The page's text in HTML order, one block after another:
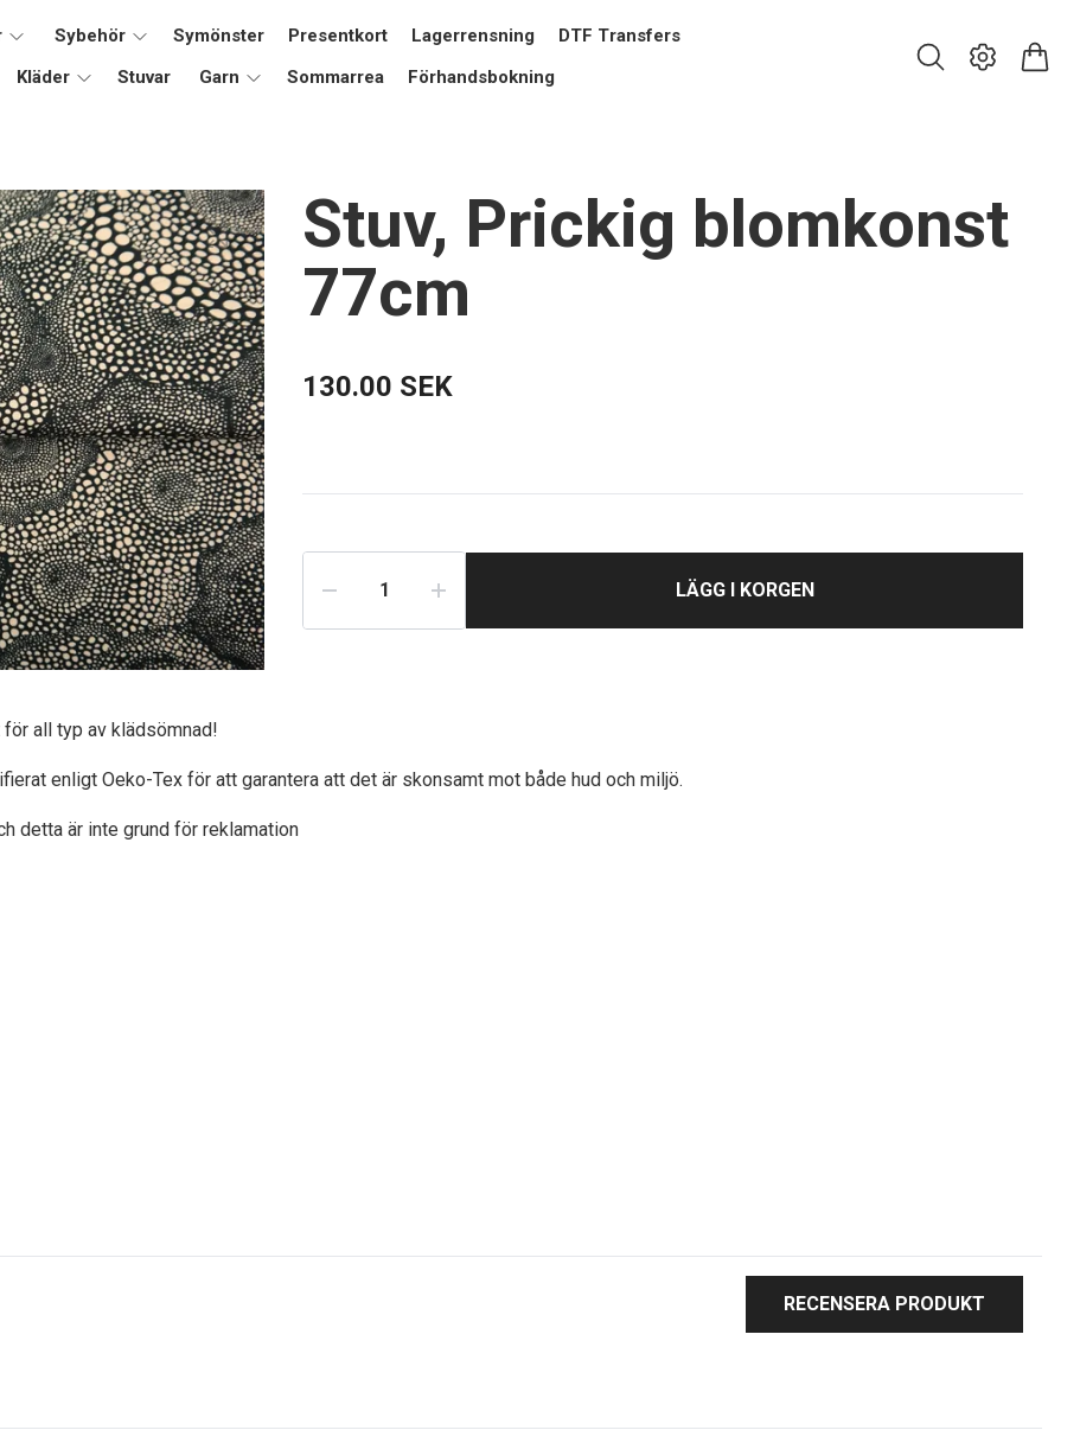
Sybehör Symönster Presentkort Lagerrensning
DTF Transfers
Kläder
Stuvar Garn Sommarrea Förhandsbokning
Stuv, Prickig blomkonst
77cm
130.00 SEK
LÄGG I KORGEN
all typ av klädsömnad!
enligt Oeko-Tex för att garantera att det är skonsamt mot både hud och miljö.
detta är inte grund för reklamation
RECENSERA PRODUKT